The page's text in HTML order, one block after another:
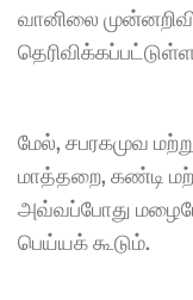
வானிலை
மேல், சபரகமுவ
மாத்தறை, கண்டி
அவ்வப்போது
பெய்யக் கூடும்.